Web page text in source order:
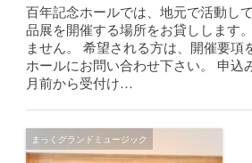
百年記念ホールでは、地元で活動し
品展を開催する場所をお貸しします
ません。 希望される方は、開催要項
ホールにお問い合わせ下さい。 申込
月前から受付け…
まっくグランドミュージック